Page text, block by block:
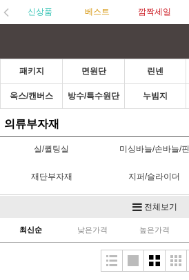
신상품 베스트 깜짝세일
패키지 면원단 린넨
옥스/캔버스 방수/특수원단 누빔지
의류부자재
실/퀼팅실 미싱바늘/손바늘/핀
재단부자재 지퍼/슬라이더
단추/수입단추
접착제/심지 가방부자재
카드/통장속지/실패
전체보기
최신순 낮은가격 높은가격